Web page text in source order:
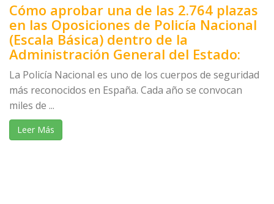
Cómo aprobar una de las 2.764 plazas
en las Oposiciones de Policía Nacional
(Escala Básica) dentro de la
Administración General del Estado:
La Policía Nacional es uno de los cuerpos de seguridad
más reconocidos en España. Cada año se convocan
miles de ...
Leer Más